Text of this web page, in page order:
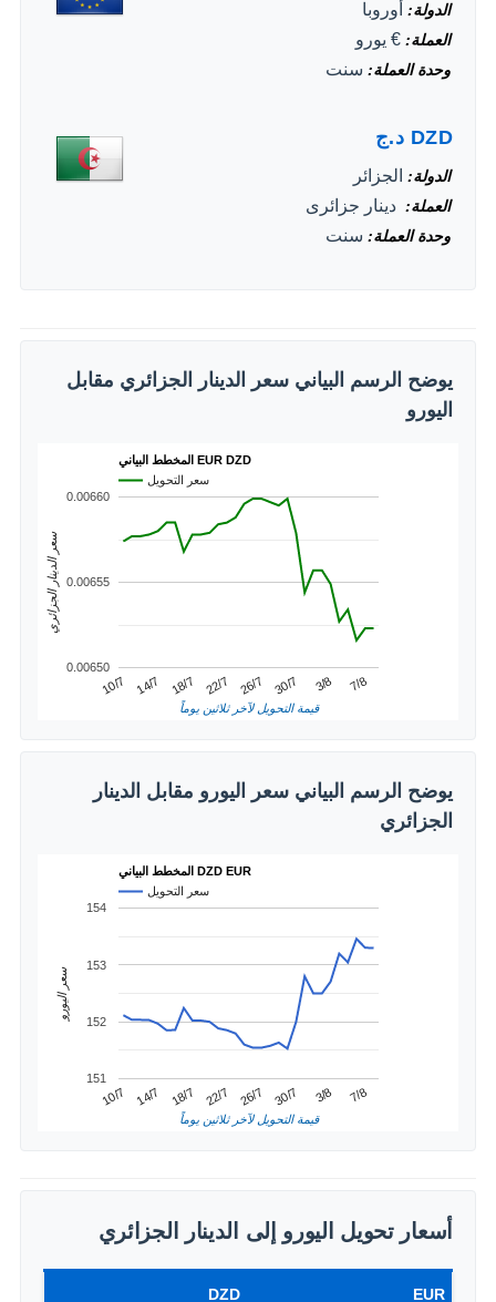
الدولة أوروبا
العملة € يورو
وحدة العملة سنت
DZD د.ج
الدولة الجزائر
العملة ‏ دينار جزائرى
وحدة العملة سنت
يوضح الرسم البياني سعر الدينار الجزائري مقابل
اليورو
المخطط البياني EUR DZD
سعر التحويل
10/7 14/7 18/7 22/7 26/7 30/7 3/8 7/8
0.00650
0.00655
0.00660
قيمة التحويل لآخر ثلاثين يوماً
سعر الدينار الجزائري
يوضح الرسم البياني سعر اليورو مقابل الدينار
الجزائري
المخطط البياني DZD EUR
سعر التحويل
10/7 14/7 18/7 22/7 26/7 30/7 3/8 7/8
151
152
153
154
قيمة التحويل لآخر ثلاثين يوماً
سعر اليورو
أسعار تحويل اليورو إلى الدينار الجزائري
EUR
DZD